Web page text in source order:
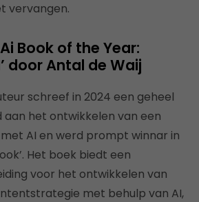
vervangen.
Book of the Year:
door Antal de Waij
schreef in 2024 een geheel
aan het ontwikkelen van een
AI en werd prompt winnar in
Het boek biedt een
voor het ontwikkelen van
met behulp van AI,